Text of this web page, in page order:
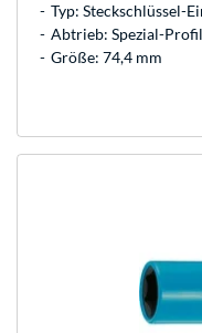
Typ: Steckschlüssel-
Abtrieb: Spezial-Profil
Größe: 74,4 mm